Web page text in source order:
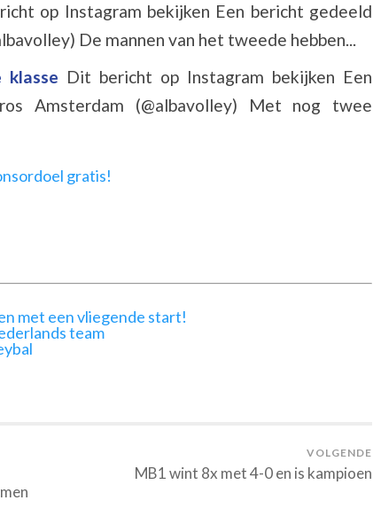
op Instagram bekijken Een bericht gedeeld
De mannen van het tweede hebben...
Dit bericht op Instagram bekijken Een
Amsterdam (@albavolley) Met nog twee
met een vliegende start!
team
VOLGENDE
MB1 wint 8x met 4-0 en is kampioen